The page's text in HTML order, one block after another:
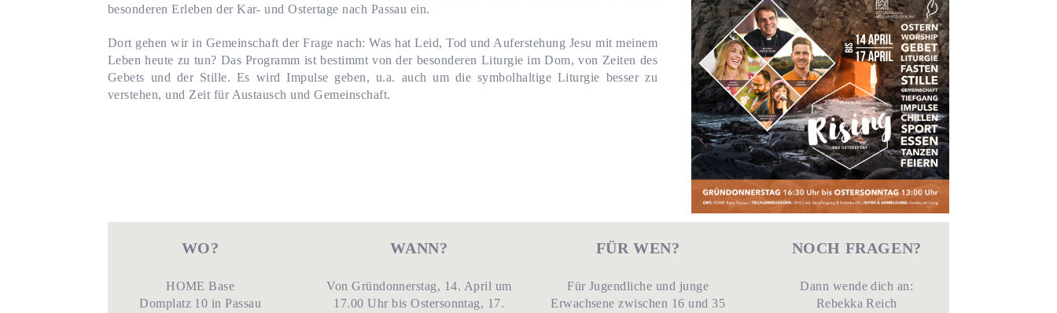
besonderen Erleben der Kar- und Ostertage nach Passau ein.
Dort gehen wir in Gemeinschaft der Frage nach: Was hat Leid, Tod und Auferstehung Jesu mit meinem
Leben heute zu tun? Das Programm ist bestimmt von der besonderen Liturgie im Dom, von Zeiten des
Gebets und der Stille. Es wird Impulse geben, u.a. auch um die symbolhaltige Liturgie besser zu
verstehen, und Zeit für Austausch und Gemeinschaft.
WO?
HOME Base
Domplatz 10 in Passau
WANN?
Von Gründonnerstag, 14. April um
17.00 Uhr bis Ostersonntag, 17.
FÜR WEN?
Für Jugendliche und junge
Erwachsene zwischen 16 und 35
NOCH FRAGEN?
Dann wende dich an:
Rebekka Reich